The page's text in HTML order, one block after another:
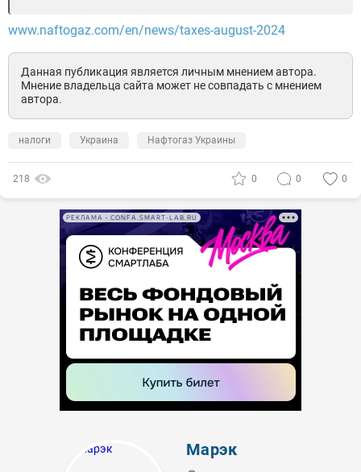
www.naftogaz.com/en/news/taxes-august-2024
Данная публикация является личным мнением автора.
Мнение владельца сайта может не совпадать с мнением
автора.
налоги Украина Нафтогаз Украины
218 0 0 0
РЕКЛАМА • CONFA.SMART-LAB.RU
Марэк